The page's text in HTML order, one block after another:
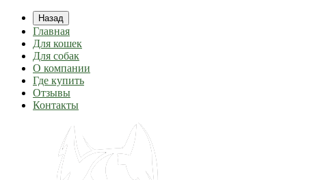
Назад
Главная
Для кошек
Для собак
О компании
Где купить
Отзывы
Контакты